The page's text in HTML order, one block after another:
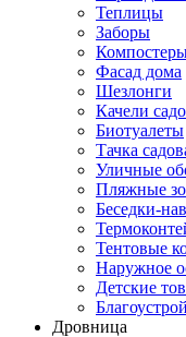
Теплицы
Заборы
Фасад дома
Шезлонги
Качели
Биотуалеты
Тачка
Уличные
Пляжные
Беседки-
Тентовые
Наружное
Детские
Дровница